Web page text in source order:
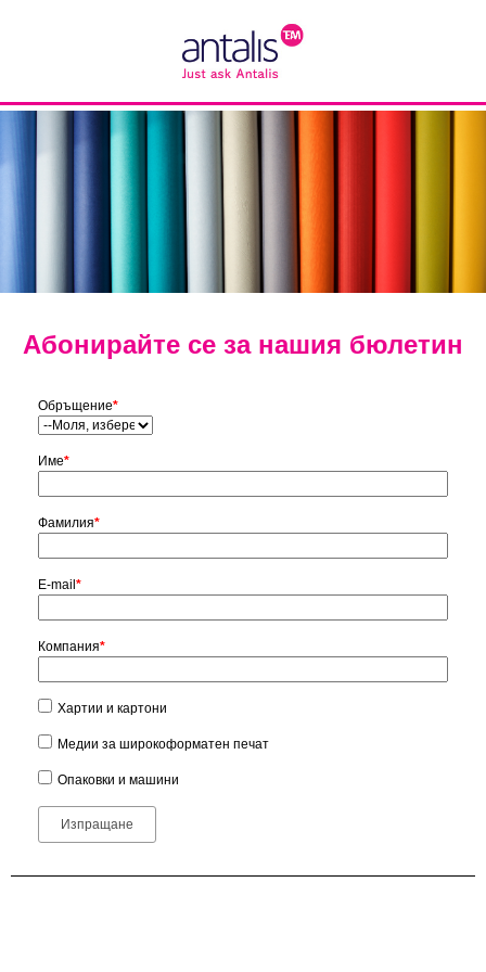
Абонирайте се за нашия бюлетин
Обръщение*
Име*
Фамилия*
E-mail *
Компания*
Хартии и картони
Медии за широкоформатен печат
Опаковки и машини